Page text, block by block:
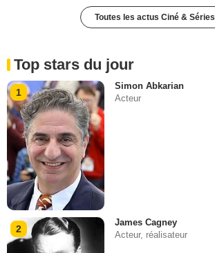
Toutes les actus Ciné & Séries
Top stars du jour
1
Simon Abkarian
Acteur
2
James Cagney
Acteur, réalisateur